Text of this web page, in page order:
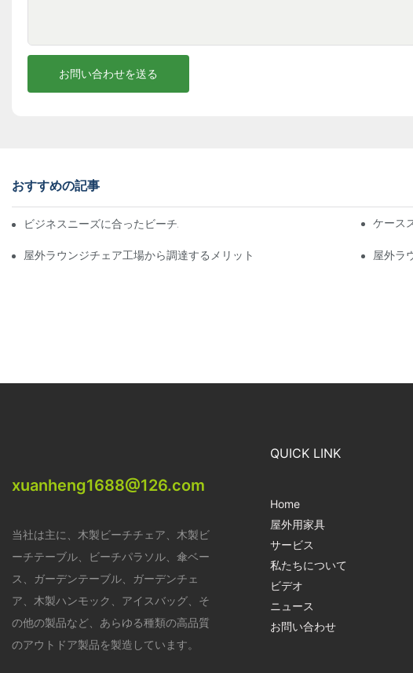
お問い合わせを送る
おすすめの記事
ビジネスニーズに合ったビーチパラソル販売業者を見つける ケース
屋外ラウンジチェア工場から調達するメリット 屋外ラ
xuanheng1688@126.com
当社は主に、木製ビーチチェア、木製ビ
ーチテーブル、ビーチパラソル、傘ベー
ス、ガーデンテーブル、ガーデンチェ
ア、木製ハンモック、アイスバッグ、そ
の他の製品など、あらゆる種類の高品質
のアウトドア製品を製造しています。
QUICK LINK
Home
屋外用家具
サービス
私たちについて
ビデオ
ニュース
お問い合わせ